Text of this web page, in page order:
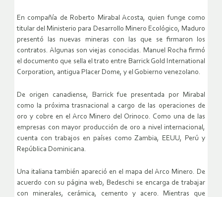
En compañía de Roberto Mirabal Acosta, quien funge como
titular del Ministerio para Desarrollo Minero Ecológico, Maduro
presentó las nuevas mineras con las que se firmaron los
contratos. Algunas son viejas conocidas. Manuel Rocha firmó
el documento que sella el trato entre Barrick Gold International
Corporation, antigua Placer Dome, y el Gobierno venezolano.
De origen canadiense, Barrick fue presentada por Mirabal
como la próxima trasnacional a cargo de las operaciones de
oro y cobre en el Arco Minero del Orinoco. Como una de las
empresas con mayor producción de oro a nivel internacional,
cuenta con trabajos en países como Zambia, EEUU, Perú y
República Dominicana.
Una italiana también apareció en el mapa del Arco Minero. De
acuerdo con su página web, Bedeschi se encarga de trabajar
con minerales, cerámica, cemento y acero. Mientras que